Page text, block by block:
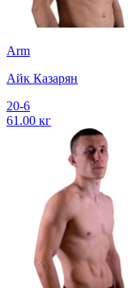
Arm
Айк Казарян
20-6
61.00 кг